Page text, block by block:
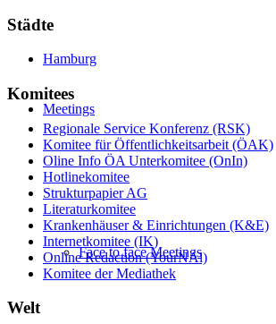
Meetings
Face to face Meetings
Städte
Hamburg
Komitees
Regionale Service Konferenz (RSK)
Komitee für Öffentlichkeitsarbeit (ÖAK)
Oline Info ÖA Unterkomitee (OnIn)
Hotlinekomitee
Strukturpapier AG
Literaturkomitee
Krankenhäuser & Einrichtungen (K&E)
Internetkomitee (IK)
Online Redaction (YourNAl)
Komitee der Mediathek
Welt